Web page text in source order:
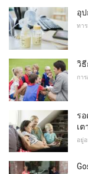
อุ
ทา
วิ
กา
ร
เ
อยู่